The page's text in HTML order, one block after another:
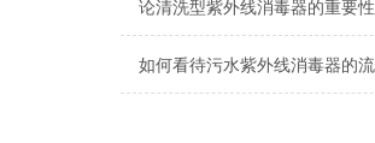
论清洗型紫外线消毒器的重要性